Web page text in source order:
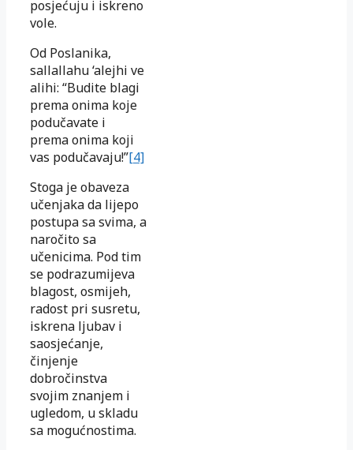
posjećuju i iskreno
vole.
Od Poslanika,
sallallahu ‘alejhi ve
alihi: “Budite blagi
prema onima koje
podučavate i
prema onima koji
vas podučavaju!”[4]
Stoga je obaveza
učenjaka da lijepo
postupa sa svima, a
naročito sa
učenicima. Pod tim
se podrazumijeva
blagost, osmijeh,
radost pri susretu,
iskrena ljubav i
saosjećanje,
činjenje
dobročinstva
svojim znanjem i
ugledom, u skladu
sa mogućnostima.